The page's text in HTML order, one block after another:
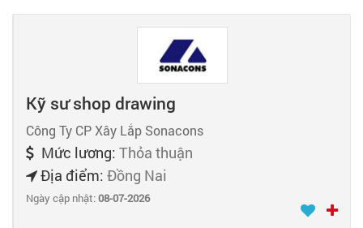
Kỹ sư shop drawing
Công Ty CP Xây Lắp Sonacons
Mức lương: Thỏa thuận
Địa điểm: Đồng Nai
Ngày cập nhật:08-07-2026